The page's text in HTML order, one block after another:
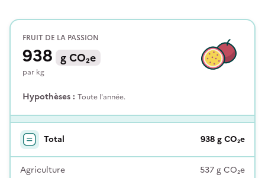
FRUIT DE LA PASSION
938 gCO₂e
par kg
Hypothèses : Toute l'année.
Total 938gCO₂e
Agriculture 537gCO₂e